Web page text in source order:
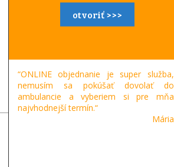
otvoriť >>>
“ONLINE objednanie je super služba,
nemusím sa pokúšať dovolať do
ambulancie a vyberiem si pre mňa
najvhodnejší termín.“
Mária